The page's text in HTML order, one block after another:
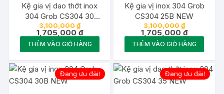
Kệ gia vị dao thớt inox
304 Grob CS304 30
NEW
3,100,000₫Giá
gốc
là:
3,100,000 ₫.
1,705,000₫Giá
hiện
tại
là:
1,705,000 ₫.
THÊM VÀO GIỎ HÀNG
Kệ gia vị inox 304 Grob
CS304 25B NEW
3,100,000₫Giá
gốc
là:
3,100,000
1,705,000₫Giá
hiện
tại
là:
THÊM VÀO GIỎ HÀNG
Đang ưu đãi! Đang ưu đãi!